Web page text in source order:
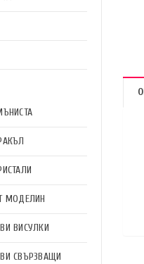
МОДЕЛИН
ВИСУЛКИ
СВЪРЗВАЩИ